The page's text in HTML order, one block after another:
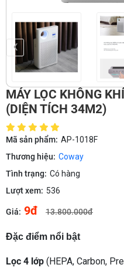
‹
MÁY LỌC KHÔNG
(DIỆN TÍCH 34M2)
Mã sản phẩm: AP-1018F
Thương hiệu: Coway
Tình trạng: Có hàng
Lượt xem: 536
Giá: 9đ 13.800.000đ
Đặc điểm nổi bật
Lọc 4 lớp (HEPA, Carbon,